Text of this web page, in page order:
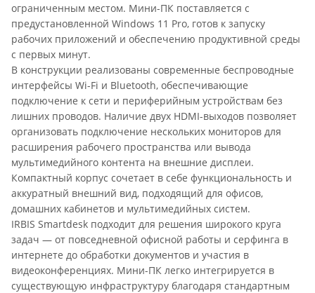
ограниченным местом. Мини-ПК поставляется с
предустановленной Windows 11 Pro, готов к запуску
рабочих приложений и обеспечению продуктивной среды
с первых минут.
В конструкции реализованы современные беспроводные
интерфейсы Wi-Fi и Bluetooth, обеспечивающие
подключение к сети и периферийным устройствам без
лишних проводов. Наличие двух HDMI-выходов позволяет
организовать подключение нескольких мониторов для
расширения рабочего пространства или вывода
мультимедийного контента на внешние дисплеи.
Компактный корпус сочетает в себе функциональность и
аккуратный внешний вид, подходящий для офисов,
домашних кабинетов и мультимедийных систем.
IRBIS Smartdesk подходит для решения широкого круга
задач — от повседневной офисной работы и серфинга в
интернете до обработки документов и участия в
видеоконференциях. Мини-ПК легко интегрируется в
существующую инфраструктуру благодаря стандартным